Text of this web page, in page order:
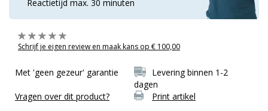
Reactietijd max. 30 minuten
Schrijf je eigen review en maak kans op € 100,00
Met 'geen gezeur' garantie
Levering binnen 1-2
dagen
Vragen over dit product?
Print artikel